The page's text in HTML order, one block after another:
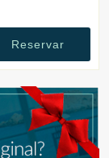
Reservar